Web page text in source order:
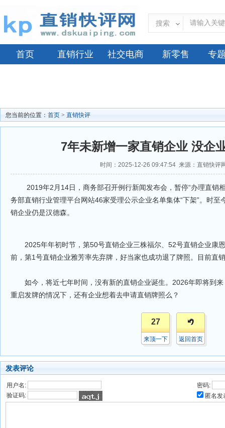
搜索
首页 直销行业 社交电商 新零售 专
您当前的位置： 首页 > 直销快评
7年未新增一家直销企业 没企
时间：2025-12-26 09:47:54 来源：直销快评
2019年2月14日，商务部召开例行新闻发布会，暂停“办理直销相
务部直销行业管理平台网站46家受理公示企业名单集体“下架”。时
销企业仍是汉德森。
2025年年初时节，第50号直销企业三株福尔、52号直销企业康
前，第1号直销企业雅芳率先弃牌，好当家也成功退了牌照。目前直
如今，将近七年时间，没有新的直销企业诞生。2026年即将到来
重启发牌的情况下，还有企业想着去申请直销牌照么？
27
来顶一下 返回首页
发表评论
用户名:
密码:
验证码:
匿名发